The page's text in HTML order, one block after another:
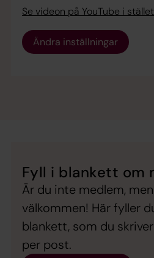
Se videon på YouTube i
Ändra inställningar
Fyll i blankett om
Är du inte medlem,
välkommen! Här fyller
blankett, som du
per post.